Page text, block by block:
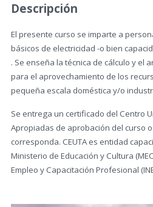
Descripción
El presente curso se imparte a
básicos de electricidad -o bien
. Se enseña la técnica de cálculo y el
para el aprovechamiento de los
pequeña escala doméstica y/o
Se entrega un certificado del Centro
Apropiadas de aprobación del curso
corresponda. CEUTA es entidad
Ministerio de Educación y Cultura
Empleo y Capacitación Profesional